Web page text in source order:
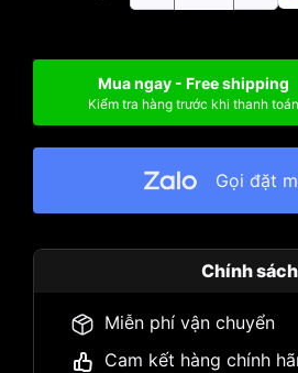
Mua ngay - Free shipping
Kiểm tra hàng trước khi thanh toán
Gọi đặt
Chính
Miễn phí vận chuyển
Cam kết hàng chính